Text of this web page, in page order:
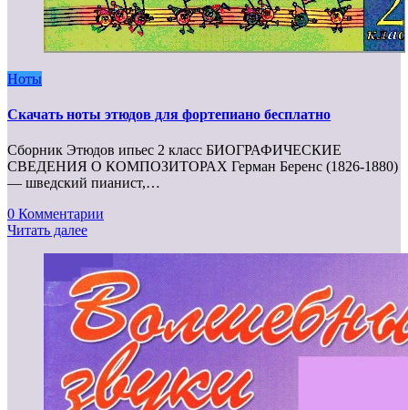
Ноты
Скачать ноты этюдов для фортепиано бесплатно
Сборник Этюдов ипьес 2 класс БИОГРАФИЧЕСКИЕ
СВЕДЕНИЯ О КОМПОЗИТОРАХ Герман Беренс (1826-1880)
— шведский пианист,…
0 Комментарии
Читать далее